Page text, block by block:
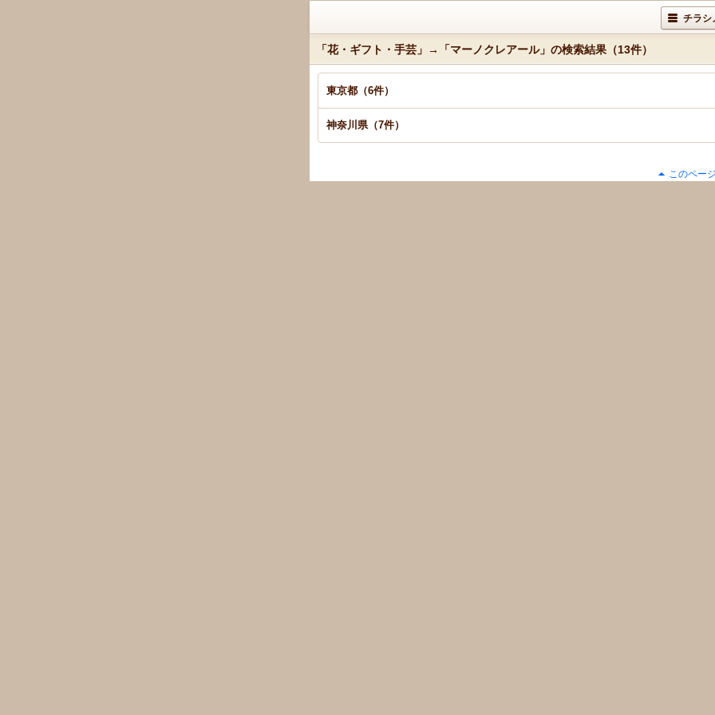
チラシ
「花・ギフト・手芸」→「マーノクレアール」の検索結果（13件）
東京都（6件）
神奈川県（7件）
このペー